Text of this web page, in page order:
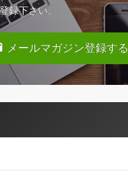
録下さい。
メールマガジン登録する